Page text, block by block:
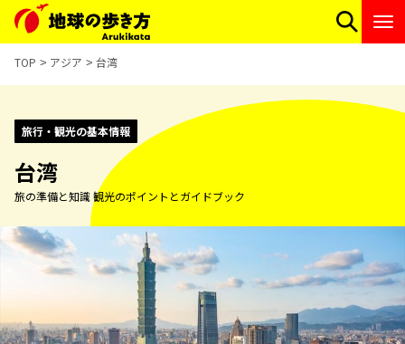
TOP アジア 台湾
旅行・観光の基本情報
台湾
旅の準備と知識 観光のポイントとガイドブック